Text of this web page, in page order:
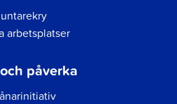
arbetsplatser
påverka